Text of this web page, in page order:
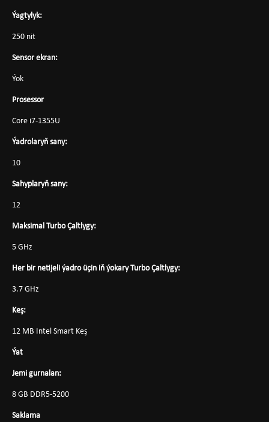
Ýagtylyk:
250 nit
Sensor ekran:
Ýok
Prosessor
Core i7-1355U
Ýadrolaryň sany:
10
Sahyplaryň sany:
12
Maksimal Turbo Çaltlygy:
5 GHz
Her bir netijeli ýadro üçin iň ýokary Turbo Çaltlygy:
3.7 GHz
Keş:
12 MB Intel Smart Keş
Ýat
Jemi gurnalan:
8 GB DDR5-5200
Saklama